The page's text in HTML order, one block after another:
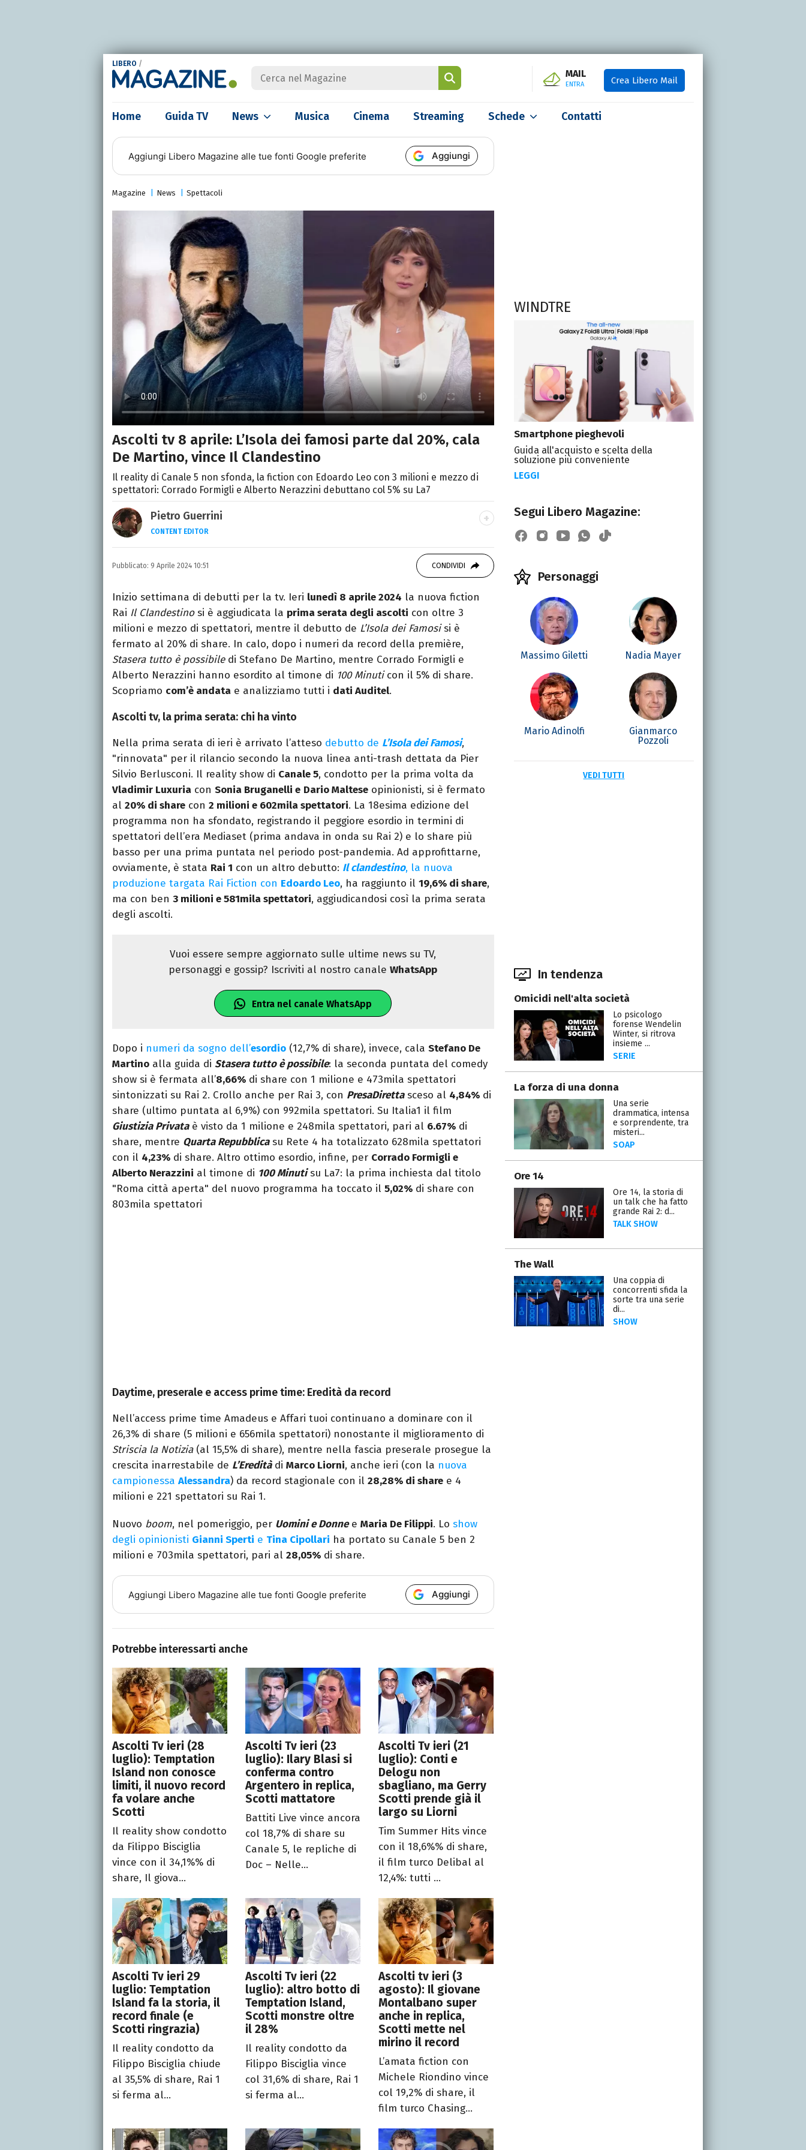
LIBERO /
MAIL
ENTRA Crea Libero Mail
Home Guida TV News Musica Cinema Streaming Schede Contatti
Aggiungi Libero Magazine alle tue fonti Google preferite Aggiungi
Magazine News Spettacoli
Ascolti tv 8 aprile: L’Isola dei famosi parte dal 20%, cala
De Martino, vince Il Clandestino
Il reality di Canale 5 non sfonda, la fiction con Edoardo Leo con 3 milioni e mezzo di
spettatori: Corrado Formigli e Alberto Nerazzini debuttano col 5% su La7
Pietro Guerrini
CONTENT EDITOR
Laurea in Lettere, smania di viaggi e passione per i cartoni (della pizza
e della Pixar).
Pubblicato: 9 Aprile 2024 10:51 CONDIVIDI
Inizio settimana di debutti per la tv. Ieri lunedì 8 aprile 2024 la nuova fiction
Rai Il Clandestinosi è aggiudicata la prima serata degli ascolti con oltre 3
milioni e mezzo di spettatori, mentre il debutto de L’Isola dei Famosisi è
fermato al 20% di share. In calo, dopo i numeri da record della première,
Stasera tutto è possibiledi Stefano De Martino, mentre Corrado Formigli e
Alberto Nerazzini hanno esordito al timone di 100 Minuticon il 5% di share.
Scopriamo com’è andata e analizziamo tutti i dati Auditel.
Ascolti tv, la prima serata: chi ha vinto
Nella prima serata di ieri è arrivato l’atteso debutto de L’Isola dei Famosi,
"rinnovata" per il rilancio secondo la nuova linea anti-trash dettata da Pier
Silvio Berlusconi. Il reality show di Canale 5, condotto per la prima volta da
Vladimir Luxuria con Sonia Bruganelli e Dario Maltese opinionisti, si è fermato
al 20% di share con 2 milioni e 602mila spettatori. La 18esima edizione del
programma non ha sfondato, registrando il peggiore esordio in termini di
spettatori dell’era Mediaset (prima andava in onda su Rai 2) e lo share più
basso per una prima puntata nel periodo post-pandemia. Ad approfittarne,
ovviamente, è stata Rai 1 con un altro debutto: Il clandestino, la nuova
produzione targata Rai Fiction con Edoardo Leo, ha raggiunto il 19,6% di share,
ma con ben 3 milioni e 581mila spettatori, aggiudicandosi così la prima serata
degli ascolti.
Vuoi essere sempre aggiornato sulle ultime news su TV,
personaggi e gossip? Iscriviti al nostro canaleWhatsApp
Entra nel canale WhatsApp
Dopo i numeri da sogno dell’esordio (12,7% di share), invece, cala Stefano De
Martino alla guida di Stasera tutto è possibile: la seconda puntata del comedy
show si è fermata all’8,66% di share con 1 milione e 473mila spettatori
sintonizzati su Rai 2. Crollo anche per Rai 3, con PresaDirettasceso al 4,84% di
share (ultimo puntata al 6,9%) con 992mila spettatori. Su Italia1 il film
Giustizia Privataè visto da 1 milione e 248mila spettatori, pari al 6.67% di
share, mentre Quarta Repubblicasu Rete 4 ha totalizzato 628mila spettatori
con il 4,23% di share. Altro ottimo esordio, infine, per Corrado Formigli e
Alberto Nerazzini al timone di 100 Minutisu La7: la prima inchiesta dal titolo
"Roma città aperta" del nuovo programma ha toccato il 5,02% di share con
803mila spettatori
Daytime, preserale e access prime time: Eredità da record
Nell’access prime time Amadeus e Affari tuoi continuano a dominare con il
26,3% di share (5 milioni e 656mila spettatori) nonostante il miglioramento di
Striscia la Notizia(al 15,5% di share), mentre nella fascia preserale prosegue la
crescita inarrestabile de L’Ereditàdi Marco Liorni, anche ieri (con la nuova
campionessa Alessandra) da record stagionale con il 28,28% di share e 4
milioni e 221 spettatori su Rai 1.
Nuovo boom, nel pomeriggio, per Uomini e Donne e Maria De Filippi. Lo show
degli opinionisti Gianni Sperti e Tina Cipollari ha portato su Canale 5 ben 2
milioni e 703mila spettatori, pari al 28,05% di share.
Aggiungi Libero Magazine alle tue fonti Google preferite Aggiungi
Potrebbe interessarti anche
Ascolti Tv ieri (28
luglio): Temptation
Island non conosce
limiti, il nuovo record
fa volare anche
Scotti
Il reality show condotto
da Filippo Bisciglia
vince con il 34,1%% di
share, Il giova...
Ascolti Tv ieri (23
luglio): Ilary Blasi si
conferma contro
Argentero in replica,
Scotti mattatore
Battiti Live vince ancora
col 18,7% di share su
Canale 5, le repliche di
Doc – Nelle...
Ascolti Tv ieri (21
luglio): Conti e
Delogu non
sbagliano, ma Gerry
Scotti prende già il
largo su Liorni
Tim Summer Hits vince
con il 18,6%% di share,
il film turco Delibal al
12,4%: tutti ...
Ascolti Tv ieri 29
luglio: Temptation
Island fa la storia, il
record finale (e
Scotti ringrazia)
Il reality condotto da
Filippo Bisciglia chiude
al 35,5% di share, Rai 1
si ferma al...
Ascolti Tv ieri (22
luglio): altro botto di
Temptation Island,
Scotti monstre oltre
il 28%
Il reality condotto da
Filippo Bisciglia vince
col 31,6% di share, Rai 1
si ferma al...
Ascolti tv ieri (3
agosto): Il giovane
Montalbano super
anche in replica,
Scotti mette nel
mirino il record
L’amata fiction con
Michele Riondino vince
col 19,2% di share, il
film turco Chasing...
WINDTRE
Smartphone pieghevoli
Guida all'acquisto e scelta della
soluzione più conveniente
LEGGI
Segui Libero Magazine:
Personaggi
Massimo Giletti Nadia Mayer
Mario Adinolfi
Gianmarco
Pozzoli
VEDI TUTTI
In tendenza
Omicidi nell'alta società
Lo psicologo
forense Wendelin
Winter, si ritrova
insieme ...
SERIE
La forza di una donna
Una serie
drammatica, intensa
e sorprendente, tra
misteri...
SOAP
Ore 14
Ore 14, la storia di
un talk che ha fatto
grande Rai 2: d...
TALK SHOW
The Wall
Una coppia di
concorrenti sfida la
sorte tra una serie
di...
SHOW